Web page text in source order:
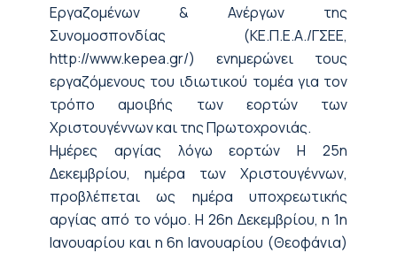
Εργαζομένων & Ανέργων της
Συνομοσπονδίας (ΚΕ.Π.Ε.Α./ΓΣΕΕ,
http://www.kepea.gr/) ενημερώνει τους
εργαζόμενους του ιδιωτικού τομέα για τον
τρόπο αμοιβής των εορτών των
Χριστουγέννων και της Πρωτοχρονιάς.
Ημέρες αργίας λόγω εορτών Η 25η
Δεκεμβρίου, ημέρα των Χριστουγέννων,
προβλέπεται ως ημέρα υποχρεωτικής
αργίας από το νόμο. Η 26η Δεκεμβρίου, η 1η
Ιανουαρίου και η 6η Ιανουαρίου (Θεοφάνια)